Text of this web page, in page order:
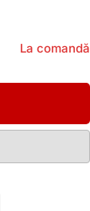
La comandă